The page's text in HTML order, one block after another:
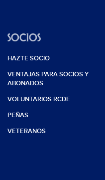
SOCIOS
HAZTE SOCIO
VENTAJAS PARA SOCIOS Y
ABONADOS
VOLUNTARIOS RCDE
PEÑAS
VETERANOS